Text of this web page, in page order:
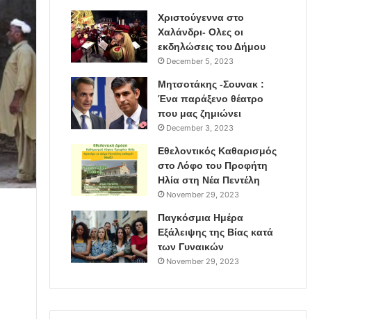
Χριστούγεννα στο
Χαλάνδρι- Ολες οι
εκδηλώσεις του Δήμου
December 5, 2023
Μητσοτάκης -Σουνακ :
Ένα παράξενο θέατρο
που μας ζημιώνει
December 3, 2023
Εθελοντικός Καθαρισμός
στο Λόφο του Προφήτη
Ηλία στη Νέα Πεντέλη
November 29, 2023
Παγκόσμια Ημέρα
Εξάλειψης της Βίας κατά
των Γυναικών
November 29, 2023